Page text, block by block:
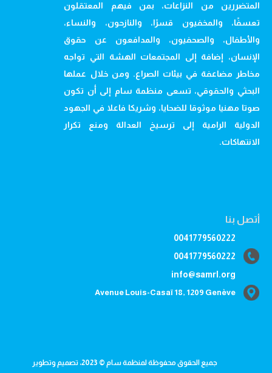
المتضررين من النزاعات، بمن فيهم المعتقلون
تعسفًا، والمخفيون قسرًا، والنازحون، والنساء،
والأطفال، والصحفيون، والمدافعون عن حقوق
الإنسان، إضافة إلى المجتمعات الهشة التي تواجه
مخاطر مضاعفة في بيئات الصراع. ومن خلال عملها
البحثي والحقوقي، تسعى منظمة سام إلى أن تكون
صوتا مهنيا موثوقا للضحايا، وشريكا فاعلا في الجهود
الدولية الرامية إلى ترسيخ العدالة ومنع تكرار
الانتهاكات.
أتصل بنا
0041779560222
0041779560222
info@samrl.org
Avenue Louis-Casaï 18, 1209 Genève
جميع الحقوق محفوظة لمنظمة سام © 2023، تصميم وتطوير